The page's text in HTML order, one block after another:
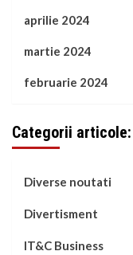
aprilie 2024
martie 2024
februarie 2024
Categorii articole:
Diverse noutati
Divertisment
IT&C Business